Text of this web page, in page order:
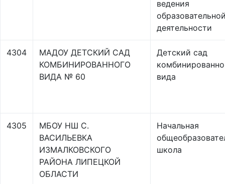
ведения
деятельности
4304
МАДОУ ДЕТСКИЙ САД
КОМБИНИРОВАННОГО
ВИДА № 60
Детский сад
вида
4305
МБОУ НШ С.
ВАСИЛЬЕВКА
ИЗМАЛКОВСКОГО
РАЙОНА ЛИПЕЦКОЙ
ОБЛАСТИ
Начальная
школа